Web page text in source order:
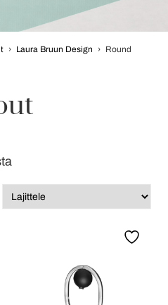
› Laura Bruun Design › Round